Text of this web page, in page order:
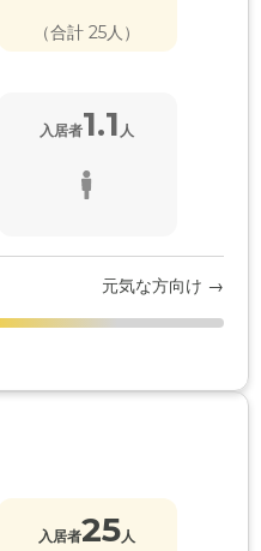
（合計 25人）
入居者1.1 人
元気な方向け →
入居者25 人